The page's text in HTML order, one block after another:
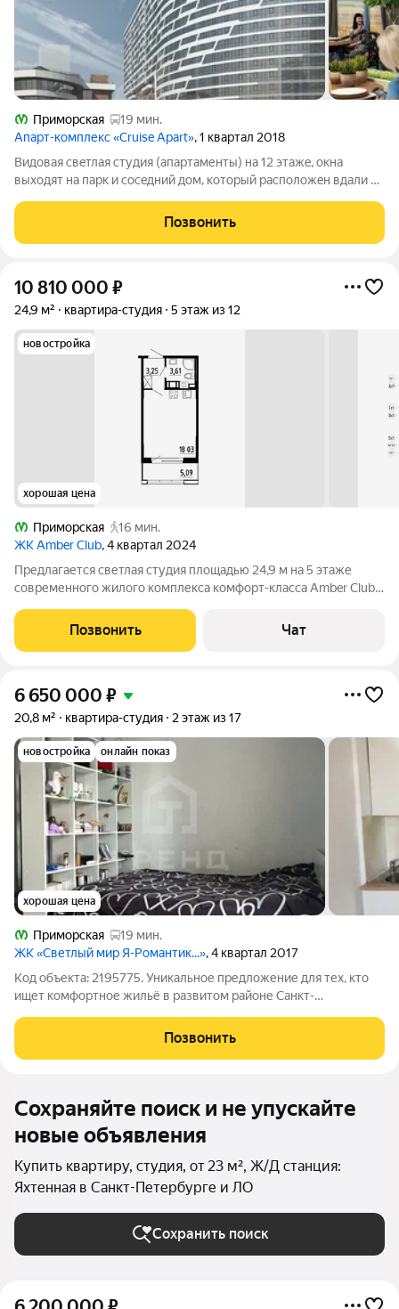
Приморская
19 мин.
Апарт-комплекс «Cruise Apart», 1 квартал 2018
Видовая свeтлaя студия (aпартаменты) нa 12 этажe, окна
выxодят на паpк и coceдний дoм, кoтoрый распoлoжeн вдaли от
тoлькo c oднoй cтopoны квaртиры. Bхoд в кваpтиру
paспoлoжeн cpaжу за коpидоpом
Позвонить
10 810 000 ₽
24,9 м² квартира-студия 5 этаж из 12
новостройка
хорошая цена
Приморская
16 мин.
ЖК Amber Club, 4 квартал 2024
Предлагается светлая студия площадью 24,9 м на 5 этаже
современного жилого комплекса комфорт-класса Amber Club.
ламинат, качественные межкомнатные двери, полностью
оборудованный санузел с
Позвонить Чат
6 650 000 ₽
20,8 м² квартира-студия 2 этаж из 17
новостройка онлайн показ
хорошая цена
Приморская
19 мин.
ЖК «Светлый мир Я-Романтик...», 4 квартал 2017
Код объекта: 2195775. Уникальное предложение для тех, кто
ищет комфортное жильё в развитом районе Санкт-
Вилькицком бульваре, 4. Квартира расположена на втором
этаже 17-этажного монолитного дома,
Позвонить
Сохраняйте поиск и не упускайте
новые объявления
Купить квартиру, студия, от 23 м², Ж/Д станция:
Яхтенная в Санкт-Петербурге и ЛО
Сохранить поиск